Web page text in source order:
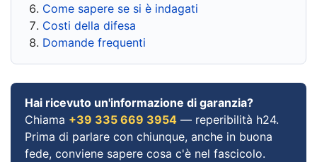
Come sapere se si è indagati
Costi della difesa
Domande frequenti
Hai ricevuto un'informazione di garanzia?
Chiama +39 335 669 3954 — reperibilità h24.
Prima di parlare con chiunque, anche in buona
fede, conviene sapere cosa c'è nel fascicolo.